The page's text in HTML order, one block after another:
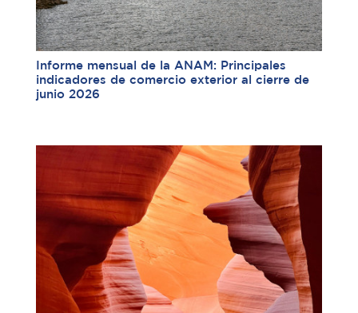
Informe mensual de la ANAM: Principales
indicadores de comercio exterior al cierre de
junio 2026